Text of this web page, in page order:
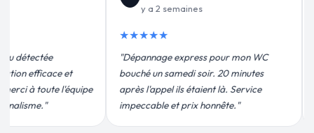
pour mon WC
soir. 20 minutes
étaient là. Service
honnête."
y a 3 semaines
★★★★★
"Remplacement de mon chauffe-eau en
moins de 2h. Équipe très pro, devis
conforme, chantier propre. Je
recommande vivement."